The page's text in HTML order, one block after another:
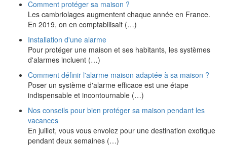
Comment protéger sa maison ?
Les cambriolages augmentent chaque année en France.
En 2019, on en comptabilisait (…)
Installation d'une alarme
Pour protéger une maison et ses habitants, les systèmes
d'alarmes incluent (…)
Comment définir l'alarme maison adaptée à sa maison ?
Poser un système d'alarme efficace est une étape
indispensable et incontournable (…)
Nos conseils pour bien protéger sa maison pendant les
vacances
En juillet, vous vous envolez pour une destination exotique
pendant deux semaines (…)